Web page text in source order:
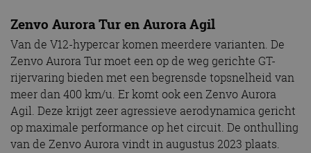
Zenvo Aurora Tur en Aurora Agil
Van de V12-hypercar komen meerdere varianten. De
Zenvo Aurora Tur moet een op de weg gerichte GT-
rijervaring bieden met een begrensde topsnelheid van
meer dan 400 km/u. Er komt ook een Zenvo Aurora
Agil. Deze krijgt zeer agressieve aerodynamica gericht
op maximale performance op het circuit. De onthulling
van de Zenvo Aurora vindt in augustus 2023 plaats.